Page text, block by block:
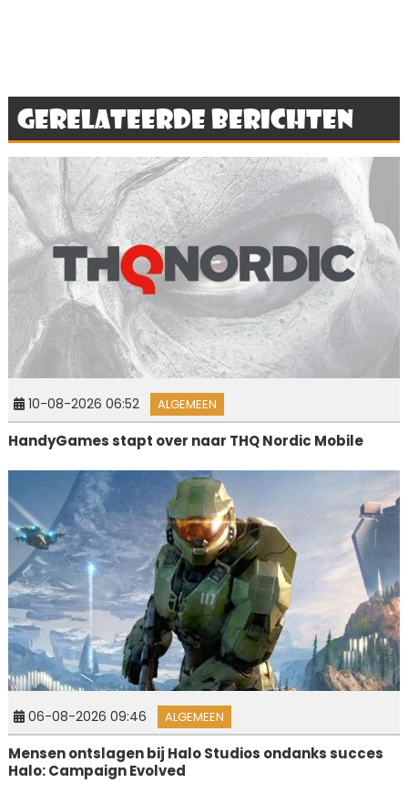
Gerelateerde berichten
10-08-2026 06:52 ALGEMEEN
HandyGames stapt over naar THQ Nordic Mobile
06-08-2026 09:46 ALGEMEEN
Mensen ontslagen bij Halo Studios ondanks succes
Halo: Campaign Evolved